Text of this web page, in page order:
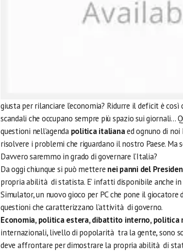
giusta per rilanciare l’economia? Ridurre il deficit è
scandali che occupano sempre più spazio sui giornali…
questioni nell’agenda politica italianaed ognuno di noi
risolvere i problemi che riguardano il nostro Paese. Ma
Davvero saremmo in grado di governare l’Italia?
Da oggi chiunque si può mettere nei panni del
propria abilità di statista. E’ infatti disponibile anche
Simulator, un nuovo gioco per PC che pone il
questioni che caratterizzano l’attività di governo.
Economia, politica estera, dibattito interno, politica
internazionali, livello di popolarità tra la gente, sono
deve affrontare per dimostrare la propria abilità di